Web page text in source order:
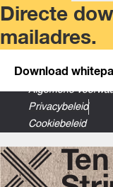
Directe
mailadres.
Download
Algemene
Privacybeleid
Cookiebeleid